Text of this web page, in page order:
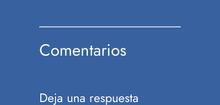
Comentarios
Deja una respuesta